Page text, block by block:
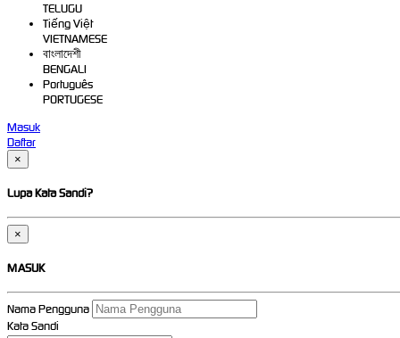
TELUGU
Tiếng Việt
VIETNAMESE
বাংলাদেশী
BENGALI
Português
PORTUGESE
Masuk
Daftar
×
Lupa Kata Sandi?
×
MASUK
Nama Pengguna
Kata Sandi